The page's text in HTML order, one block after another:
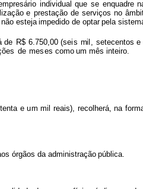
individual que se enquadre
ção e prestação de serviços no
esteja impedido de optar pela sistem
de R$ 6.750,00 (seis mi setecentos e
de meses como um mês inteiro.
e um mil reais), recolherá, na form
órgãos da administração púb lica.